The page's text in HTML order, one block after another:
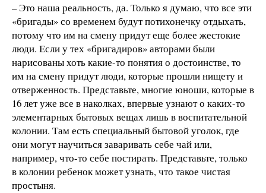
– Это наша реальность, да. Только я думаю, что все эти
«бригады» со временем будут потихонечку отдыхать,
потому что им на смену придут еще более жестокие
люди. Если у тех «бригадиров» авторами были
нарисованы хоть какие-то понятия о достоинстве, то
им на смену придут люди, которые прошли нищету и
отверженность. Представьте, многие юноши, которые в
16 лет уже все в наколках, впервые узнают о каких-то
элементарных бытовых вещах лишь в воспитательной
колонии. Там есть специальный бытовой уголок, где
они могут научиться заваривать себе чай или,
например, что-то себе постирать. Представьте, только
в колонии ребенок может узнать, что такое чистая
простыня.